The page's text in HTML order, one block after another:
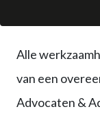
Alle
van een
Advocaten &